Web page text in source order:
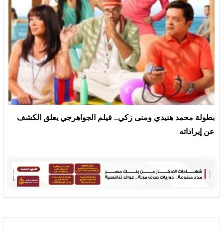
بطولة محمد هنيدي ومنى زكي.. فيلم الجواهرجي يعلق الكشف
عن إيراداته